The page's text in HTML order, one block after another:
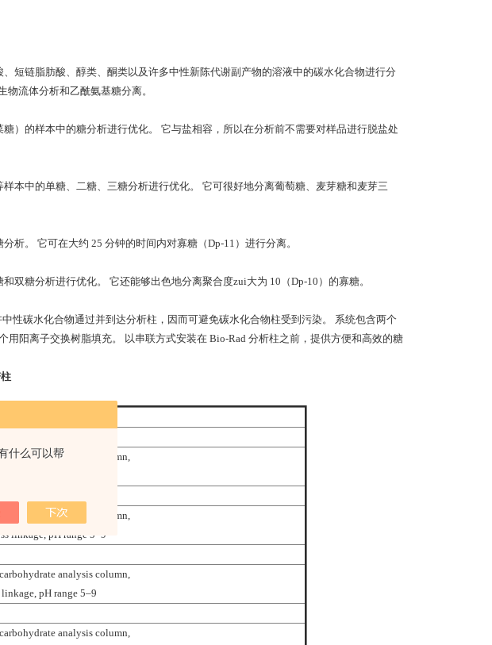
什么可以帮
短链脂肪酸、醇类、酮类以及许多中性新陈代谢副产物的溶液中的碳水化合物进行分
流体分析和乙酰氨基糖分离。
）的样本中的糖分析进行优化。 它与盐相容，所以在分析前不需要对样品进行脱盐处
本中的单糖、二糖、三糖分析进行优化。 它可很好地分离葡萄糖、麦芽糖和麦芽三
析。 它可在大约 25 分钟的时间内对寡糖（Dp-11）进行分离。
双糖分析进行优化。 它还能够出色地分离聚合度zui大为 10（Dp-10）的寡糖。
性碳水化合物通过并到达分析柱，因而可避免碳水化合物柱受到污染。 系统包含两个
用阳离子交换树脂填充。 以串联方式安装在 Bio-Rad 分析柱之前，提供方便和高效的糖
analysis column,
pH range 5–9
analysis column,
linkage, pH range 5–9
analysis column,
pH range 5–9
analysis column,